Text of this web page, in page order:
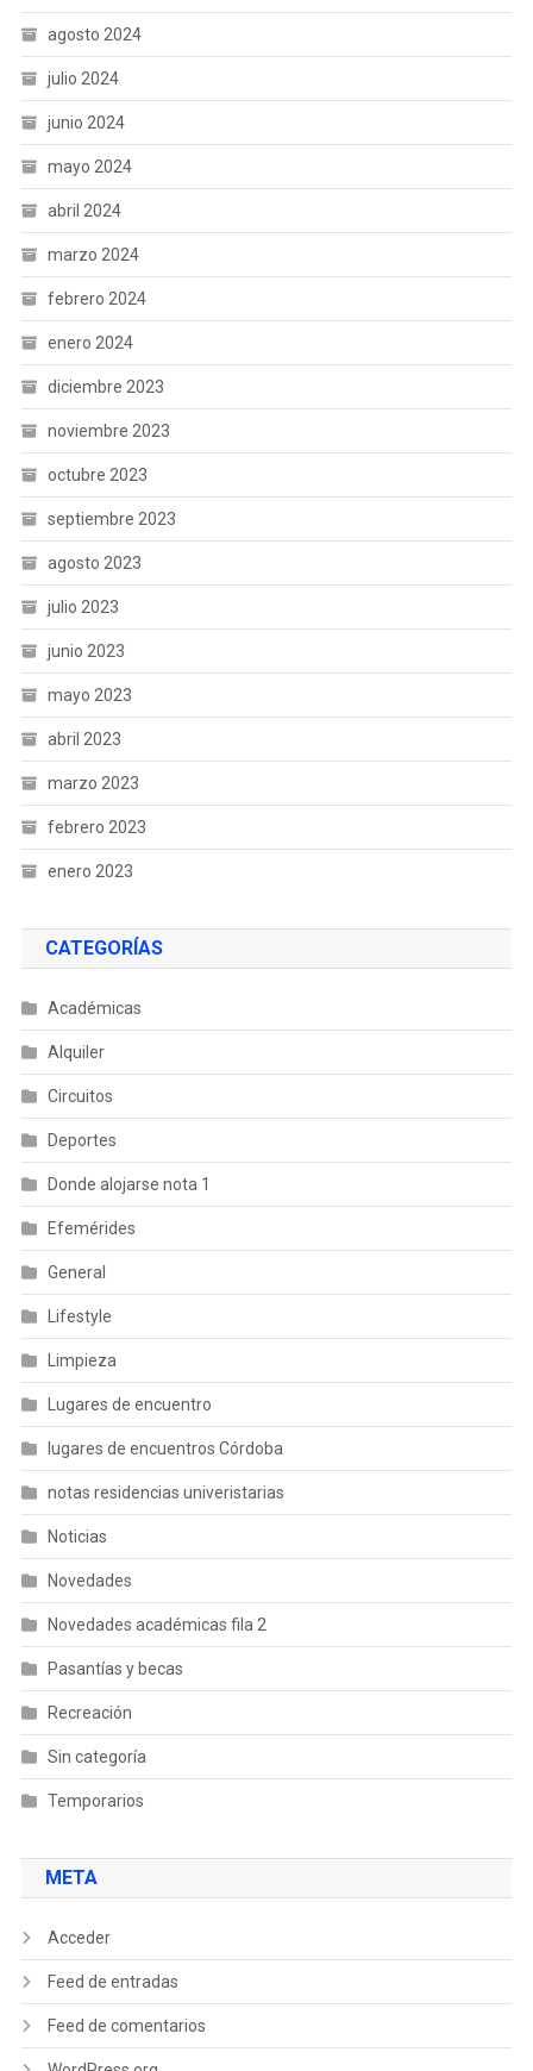
agosto 2024
julio 2024
junio 2024
mayo 2024
abril 2024
marzo 2024
febrero 2024
enero 2024
diciembre 2023
noviembre 2023
octubre 2023
septiembre 2023
agosto 2023
julio 2023
junio 2023
mayo 2023
abril 2023
marzo 2023
febrero 2023
enero 2023
CATEGORÍAS
Académicas
Alquiler
Circuitos
Deportes
Donde alojarse nota 1
Efemérides
General
Lifestyle
Limpieza
Lugares de encuentro
lugares de encuentros Córdoba
notas residencias univeristarias
Noticias
Novedades
Novedades académicas fila 2
Pasantías y becas
Recreación
Sin categoría
Temporarios
META
Acceder
Feed de entradas
Feed de comentarios